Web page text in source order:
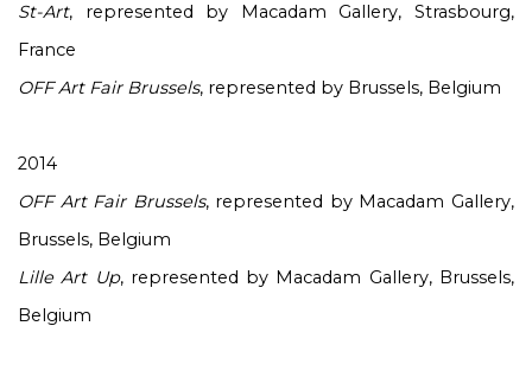
St-Art, represented by Macadam Gallery, Strasbourg,
France
OFF Art Fair Brussels, represented by Brussels, Belgium
2014
OFF Art Fair Brussels, represented by Macadam Gallery,
Brussels, Belgium
Lille Art Up, represented by Macadam Gallery, Brussels,
Belgium